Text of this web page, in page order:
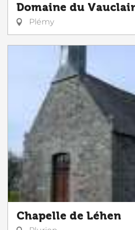
Domaine du Vauclair
Plémy
Chapelle de Léhen